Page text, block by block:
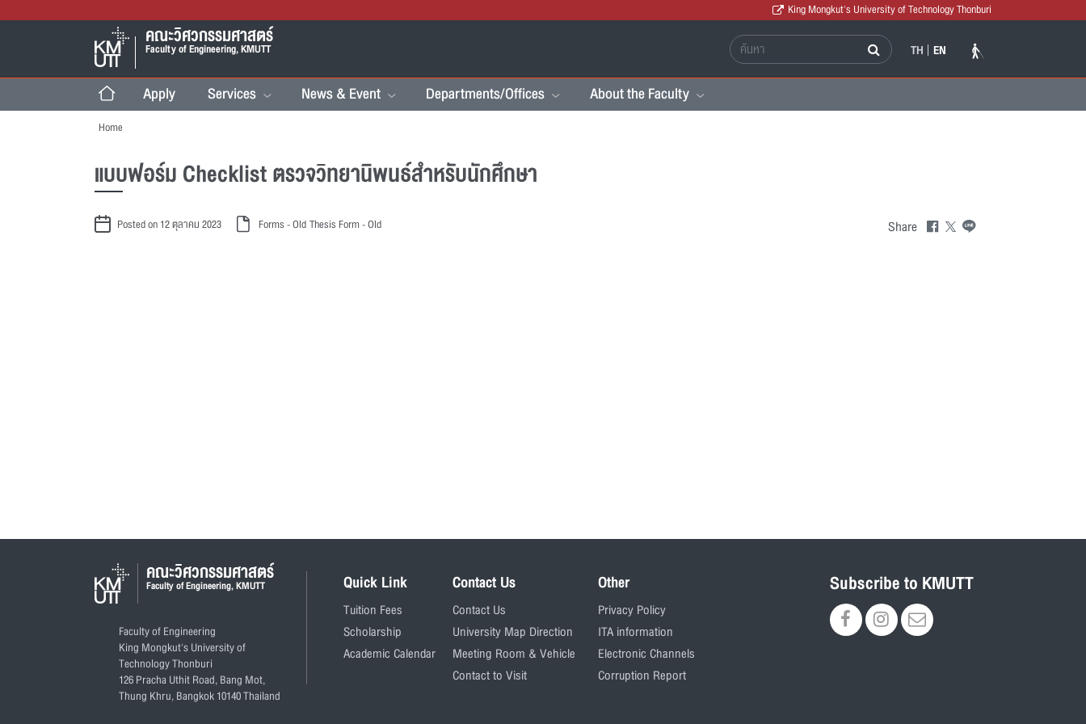
King Mongkut's University of Technology Thonburi
คณะวิศวกรรมศาสตร์
Faculty of Engineering, KMUTT TH EN
Apply Services News & Event Departments/Offices About the Faculty
Home
แบบฟอร์ม Checklist ตรวจวิทยานิพนธ์สำหรับนักศึกษา
Posted on 12 ตุลาคม 2023 Forms - OldThesis Form - Old Share
คณะวิศวกรรมศาสตร์
Faculty of Engineering, KMUTT
Faculty of Engineering
King Mongkut's University of
Technology Thonburi
126 Pracha Uthit Road, Bang Mot,
Thung Khru, Bangkok 10140 Thailand
Quick Link
Tuition Fees
Scholarship
Academic Calendar
Contact Us
Contact Us
University Map Direction
Meeting Room & Vehicle
Contact to Visit
Other
Privacy Policy
ITA information
Electronic Channels
Corruption Report
Subscribe to KMUTT